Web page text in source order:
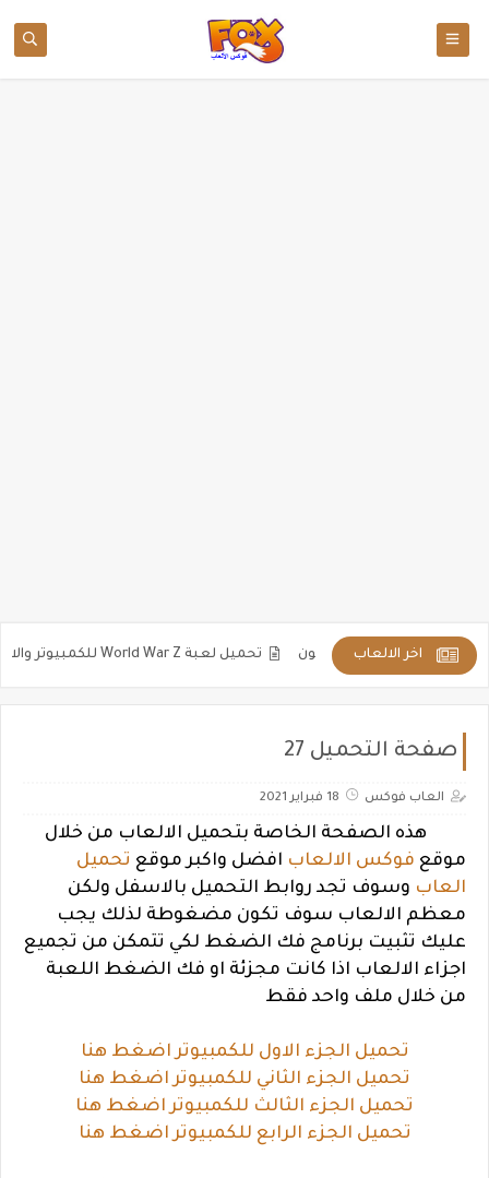
اخر الالعاب تحميل لعبة World War Z للكمبيوتر والاندرويد مضغوطة كاملة برابط مباشر
صفحة التحميل 27
العاب فوكس 18 فبراير 2021
هذه الصفحة الخاصة بتحميل الالعاب من خلال
موقع فوكس الالعاب افضل واكبر موقع تحميل
العاب وسوف تجد روابط التحميل بالاسفل ولكن
معظم الالعاب سوف تكون مضغوطة لذلك يجب
عليك تثبيت برنامج فك الضغط لكي تتمكن من تجميع
اجزاء الالعاب اذا كانت مجزئة او فك الضغط اللعبة
من خلال ملف واحد فقط
تحميل الجزء الاول للكمبيوتر اضغط هنا
تحميل الجزء الثاني للكمبيوتر اضغط هنا
تحميل الجزء الثالث للكمبيوتر اضغط هنا
تحميل الجزء الرابع للكمبيوتر اضغط هنا